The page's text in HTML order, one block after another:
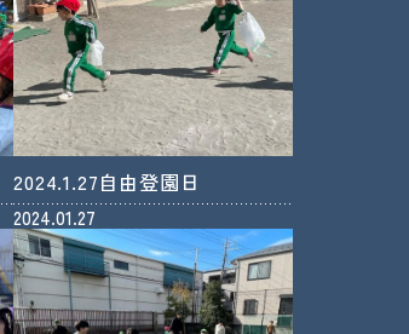
2024.1.27自由登園日
2024.01.27